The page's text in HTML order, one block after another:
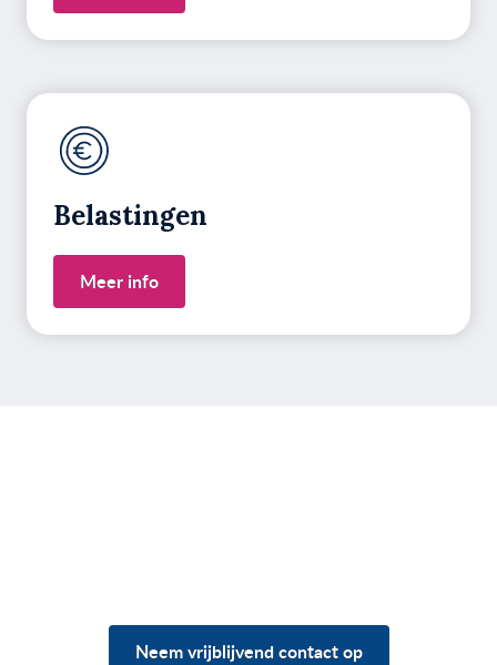
Belastingen
Meer info
Neem vrijblijvend contact op